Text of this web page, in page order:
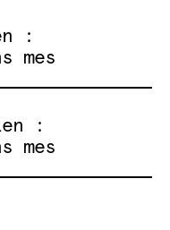
:
mes
:
mes